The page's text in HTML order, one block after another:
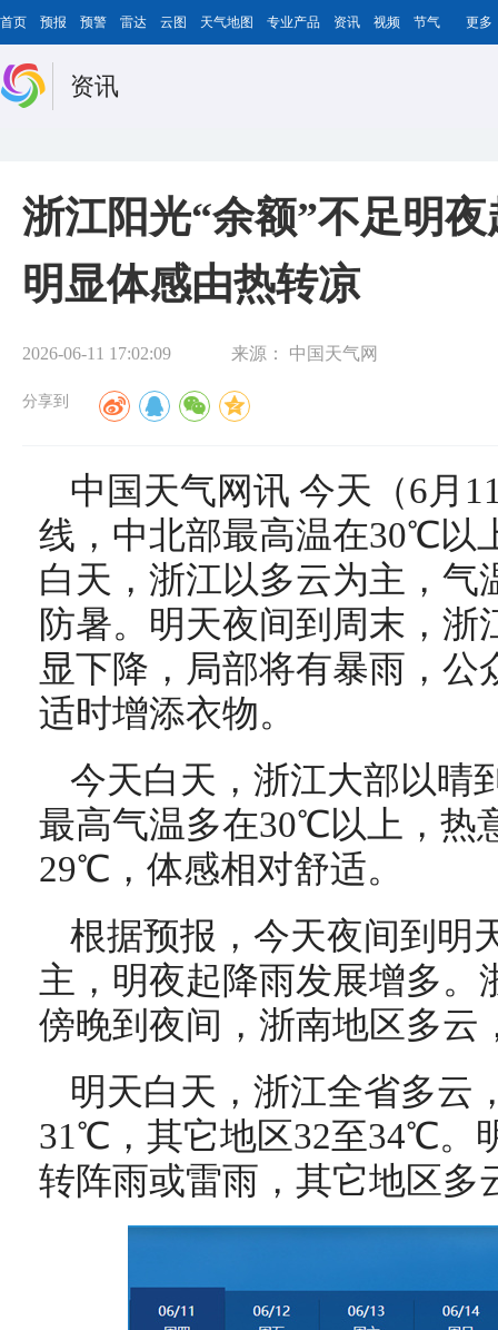
首页 预报 预警 雷达 云图 天气地图 专业产品 资讯 视频 节气 更多
资讯
浙江阳光“余额”不足明
明显体感由热转凉
2026-06-11 17:02:09 来源： 中国天气网
分享到
中国天气网讯 今天（6月
线，中北部最高温在30℃以
白天，浙江以多云为主，气
防暑。明天夜间到周末，
显下降，局部将有暴雨，
适时增添衣物。
今天白天，浙江大部以晴
最高气温多在30℃以上，热
29℃，体感相对舒适。
根据预报，今天夜间到明
主，明夜起降雨发展增多。
傍晚到夜间，浙南地区多云
明天白天，浙江全省多云
31℃，其它地区32至34℃。
转阵雨或雷雨，其它地区多